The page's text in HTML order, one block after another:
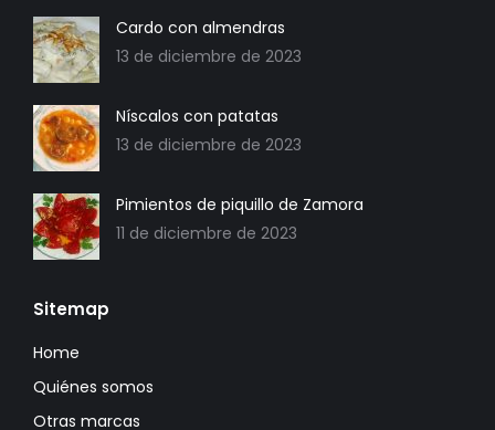
Cardo con almendras
13 de diciembre de 2023
Níscalos con patatas
13 de diciembre de 2023
Pimientos de piquillo de Zamora
11 de diciembre de 2023
Sitemap
Home
Quiénes somos
Otras marcas